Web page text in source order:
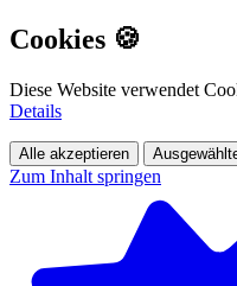
Cookies 🍪
Diese Website verwendet
Details
Alle akzeptieren
Zum Inhalt springen